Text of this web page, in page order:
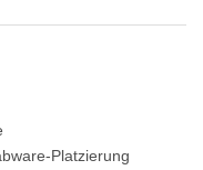
Platzierung